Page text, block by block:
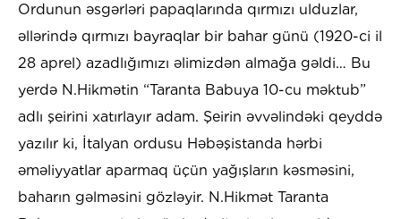
Ordunun əsgərləri papaqlarında qırmızı ulduzlar,
əllərində qırmızı bayraqlar bir bahar günü (1920-ci il
28 aprel) azadlığımızı əlimizdən almağa gəldi… Bu
yerdə N.Hikmətin “Taranta Babuya 10-cu məktub”
adlı şeirini xatırlayır adam. Şeirin əvvəlindəki qeyddə
yazılır ki, İtalyan ordusu Həbəşistanda hərbi
əməliyyatlar aparmaq üçün yağışların kəsməsini,
baharın gəlməsini gözləyir. N.Hikmət Taranta